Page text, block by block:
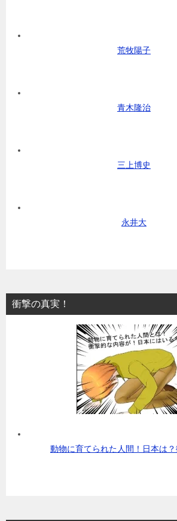
荒牧陽子
青木隆治
三上博史
永井大
衝撃の真実！
動物に育てられた人間！日本は？